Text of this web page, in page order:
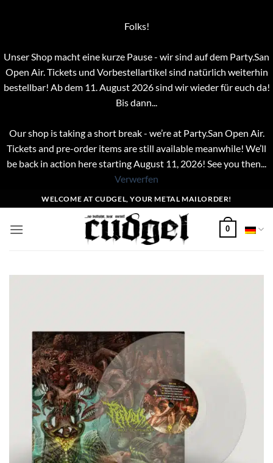
Folks!
Unser Shop macht eine kurze Pause - wir sind auf dem Party.San
Open Air. Tickets und Vorbestellartikel sind natürlich weiterhin
bestellbar! Ab dem 11. August 2026 sind wir wieder für euch da!
Bis dann...
Our shop is taking a short break - we’re at Party.San Open Air.
Tickets and pre-order items are still available meanwhile! We’ll
be back in action here starting August 11, 2026! See you then...
Verwerfen
Inhalt
springen
WELCOME AT CUDGEL, YOUR METAL MAILORDER!
0